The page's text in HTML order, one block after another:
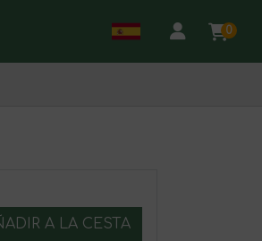
0
A LA CESTA